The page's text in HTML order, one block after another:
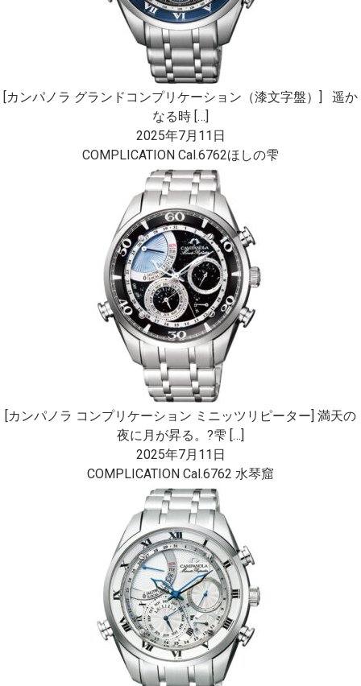
[カンパノラ グランドコンプリケーション（漆文字盤）] 遥か
なる時 […]
2025年7月11日
COMPLICATION Cal.6762ほしの雫
[カンパノラ コンプリケーション ミニッツリピーター] 満天の
夜に月が昇る。?雫 […]
2025年7月11日
COMPLICATION Cal.6762 水琴窟